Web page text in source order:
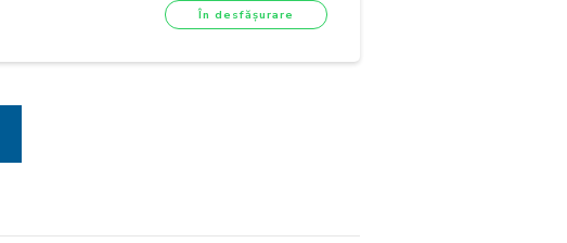
În desfășurare